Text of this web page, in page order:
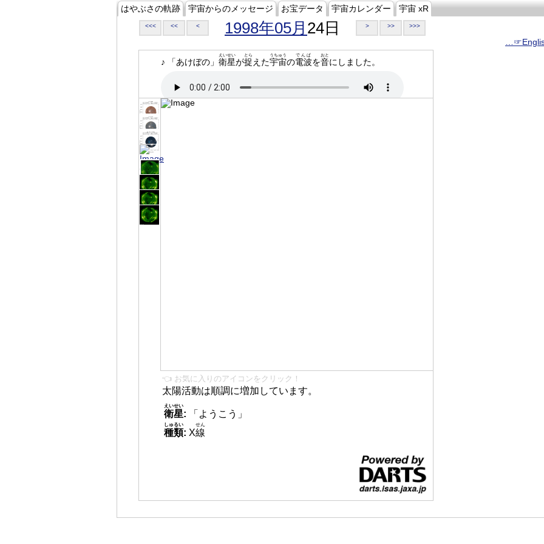
はやぶさの軌跡 宇宙からのメッセージ お宝データ 宇宙カレンダー 宇宙 xR
<<< << < 1998年05月 24日 > >> >>>
♪ 「あけぼの」 衛星
えいせい
が捉
とら
えた宇宙
うちゅう
の電波
でんぱ
を音
おと
にしました。
👈 お気に入りのアイコンをクリック！
太陽活動は順調に増加しています。
衛星
えいせい
:
「ようこう」
種類
しゅるい
: X線
せん